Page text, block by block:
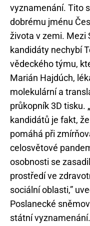
vyznamenání. Tito
dobrému jménu
života v zemi. Mezi
kandidáty nechybí
vědeckého týmu,
Marián Hajdúch,
molekulární a
průkopník 3D tisku.
kandidátů je fakt,
pomáhá při
celosvětové
osobnosti se
prostředí ve
sociální oblasti,”
Poslanecké
státní vyznamenání.